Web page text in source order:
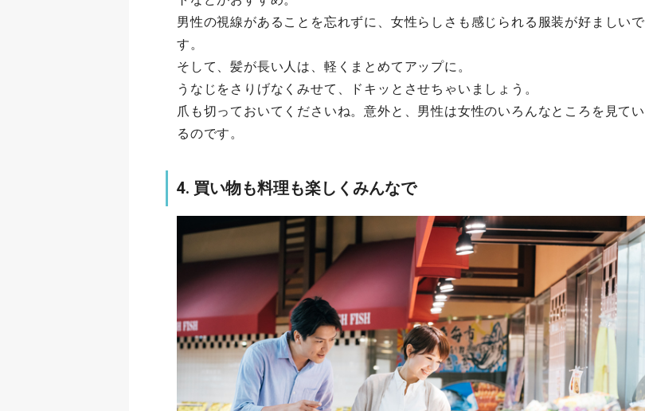
男性の視線があることを忘れずに、女性らしさも感じられる服装が好ましいで
す。
そして、髪が長い人は、軽くまとめてアップに。
うなじをさりげなくみせて、ドキッとさせちゃいましょう。
爪も切っておいてくださいね。意外と、男性は女性のいろんなところを見てい
るのです。
4. 買い物も料理も楽しくみんなで